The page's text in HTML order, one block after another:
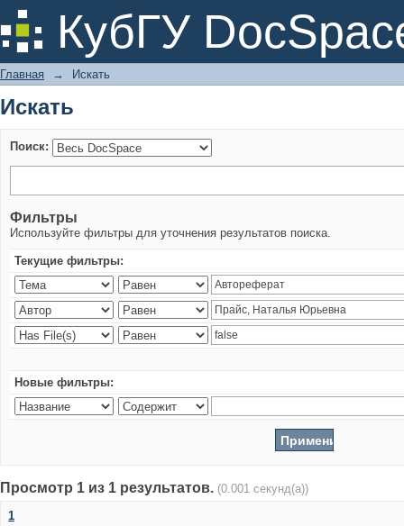
КубГУ
Искать
Главная → Искать
Искать
Поиск:
Фильтры
Используйте фильтры для уточнения результатов поиска.
Текущие фильтры:
Новые фильтры:
Просмотр 1 из 1 результатов. (0.001 секунд(а))
1